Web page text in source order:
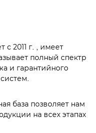
2011 г. , имеет
полный спектр
и гарантийного
база позволяет нам
на всех этапах